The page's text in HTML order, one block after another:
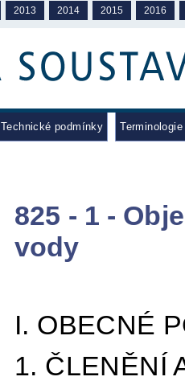
2013 2014 2015 2016
Technické podmínky Terminologie
825 - 1 -
vody
I. OBECNÉ
1. ČLENĚNÍ